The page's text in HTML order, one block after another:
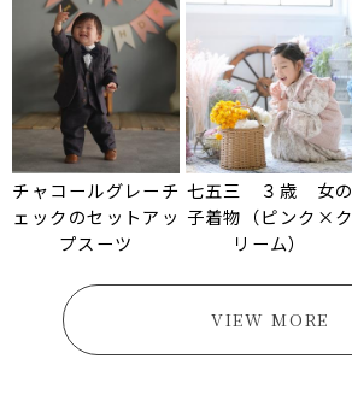
チャコールグレーチ
ェックのセットアッ
プスーツ
七五三 ３歳 女の
子着物（ピンク×ク
リーム）
VIEW MORE